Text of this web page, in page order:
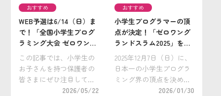
おすすめ
WEB予選は6/14（日）ま
で！「全国小学生プログ
ラミング大会 ゼロワング
ランドスラム 2026」にエ
ントリーしよう！
この記事では、小学生の
お子さんを持つ保護者の
皆さまにぜひ注目してほ
しいプログラミング大会
2026/05/22
おすすめ
小学生プログラマーの頂
点が決定！「ゼロワング
ランドスラム2025」を完
全レポート！
2025年12月7日（日）に、
日本一の小学生プログラ
ミング界の頂点を決める
「全国小学生プログラミ
2026/01/30